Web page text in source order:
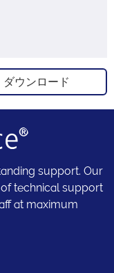
ダウンロード
support. Our
technical support
at maximum